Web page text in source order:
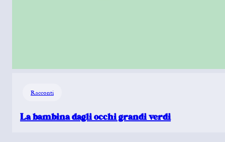
Racconti
La bambina dagli occhi grandi verdi